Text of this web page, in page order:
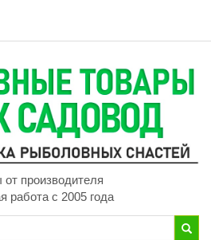
от производителя
работа с 2005 года